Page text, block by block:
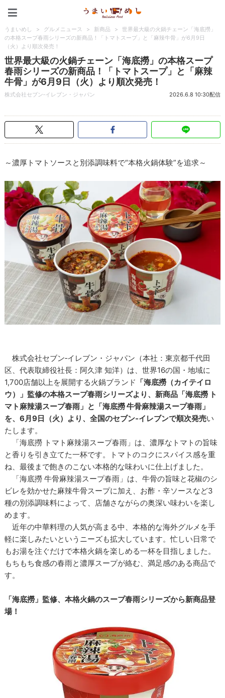
うまいめし > グルメニュース > 新商品 >
世界最大級の火鍋チェーン「海底撈」
の本格スープ春雨シリーズの新商品！「トマトスープ」と「麻辣牛骨」が6月9日
（火）より順次発売！
世界最大級の火鍋チェーン「海底撈」の本格スープ
春雨シリーズの新商品！「トマトスープ」と「麻辣
牛骨」が6月9日（火）より順次発売！
株式会社セブン‐イレブン・ジャパン 2026.6.8 10:30配信
～濃厚トマトソースと別添調味料で“本格火鍋体験”を追求～
株式会社セブン‐イレブン・ジャパン（本社：東京都千代田
区、代表取締役社長：阿久津 知洋）は、世界16の国・地域に
1,700店舗以上を展開する火鍋ブランド 「海底撈（カイテイロ
ウ）」監修の本格スープ春雨シリーズより、新商品「海底撈 ト
マト麻辣湯スープ春雨」と「海底撈 牛骨麻辣湯スープ春雨」
を、6月9日（火）より、全国のセブン‐イレブンで順次発売い
たします。
「海底撈 トマト麻辣湯スープ春雨」は、濃厚なトマトの旨味
と香りを引き立てた一杯です。トマトのコクにスパイス感を重
ね、最後まで飽きのこない本格的な味わいに仕上げました。
「海底撈 牛骨麻辣湯スープ春雨」は、牛骨の旨味と花椒のシ
ビレを効かせた麻辣牛骨スープに加え、お酢・辛ソースなど3
種の別添調味料によって、店舗さながらの奥深い味わいを楽し
めます。
近年の中華料理の人気が高まる中、本格的な海外グルメを手
軽に楽しみたいというニーズも拡大しています。忙しい日常で
もお湯を注ぐだけで本格火鍋を楽しめる一杯を目指しました。
もちもち食感の春雨と濃厚スープが絡む、満足感のある商品で
す。
「海底撈」監修、本格火鍋のスープ春雨シリーズから新商品登
場！